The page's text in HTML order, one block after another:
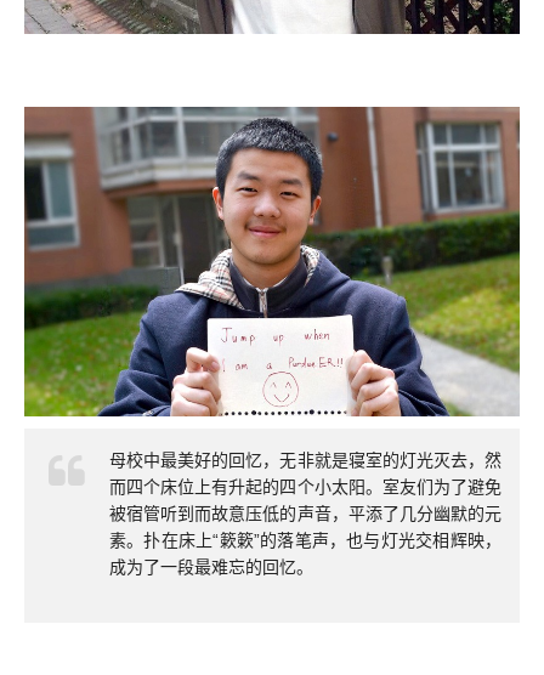
母校中最美好的回忆，无非就是寝室的灯光灭去，然
而四个床位上有升起的四个小太阳。室友们为了避免
被宿管听到而故意压低的声音，平添了几分幽默的元
素。扑在床上“簌簌”的落笔声，也与灯光交相辉映，
成为了一段最难忘的回忆。